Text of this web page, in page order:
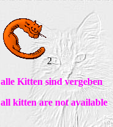
2
alle Kitten sind vergeben
all kitten are not available